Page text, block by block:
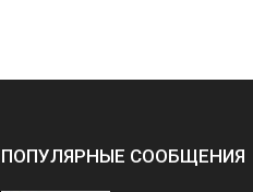
ПОПУЛЯРНЫЕ СООБЩЕНИЯ